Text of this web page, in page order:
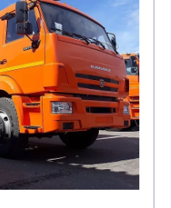
аэродромные
Автоцистерны для